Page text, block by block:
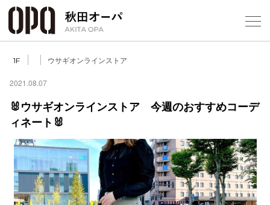
1F ウサギオンラインストア
2021.08.07
🐰ウサギオンラインストア 今週のおすすめコーデ
ィネート🐰
ショッ
レスト